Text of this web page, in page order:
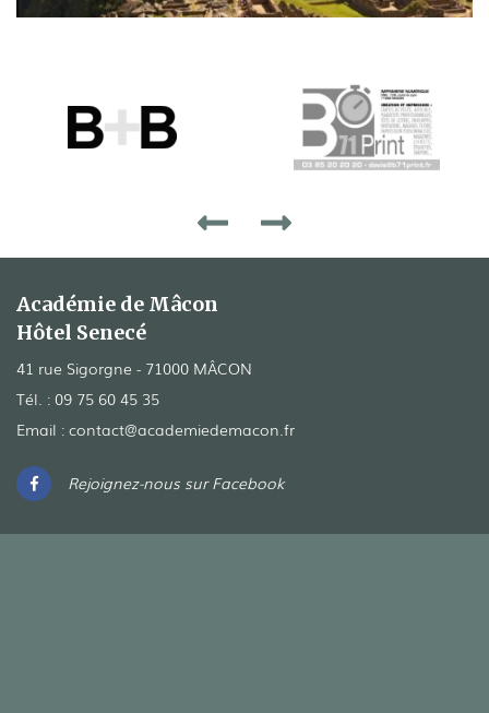
Académie de Mâcon
Hôtel Senecé
41 rue Sigorgne - 71000 MÂCON
Tél. : 09 75 60 45 35
Email : contact@academiedemacon.fr
Rejoignez-nous sur Facebook